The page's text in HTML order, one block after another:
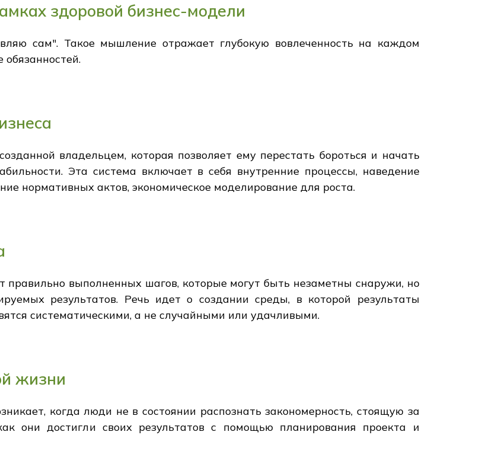
здоровой бизнес-модели
сам". Такое мышление отражает глубокую вовлеченность на каждом
владельцем, которая позволяет ему перестать бороться и начать
Эта система включает в себя внутренние процессы, наведение
нормативных актов, экономическое моделирование для роста.
правильно выполненных шагов, которые могут быть незаметны снаружи, но
результатов. Речь идет о создании среды, в которой результаты
систематическими, а не случайными или удачливыми.
жизни
когда люди не в состоянии распознать закономерность, стоящую за
они достигли своих результатов с помощью планирования проекта и